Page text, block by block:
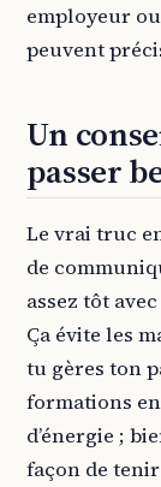
employeur
peuvent
Un
passer
Le vrai truc
de
assez tôt
Ça évite les
tu gères ton
formations
d’énergie ;
façon de